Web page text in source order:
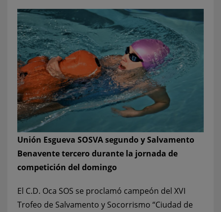
Unión Esgueva SOSVA segundo y Salvamento
Benavente tercero durante la jornada de
competición del domingo
El C.D. Oca SOS se proclamó campeón del XVI
Trofeo de Salvamento y Socorrismo “Ciudad de